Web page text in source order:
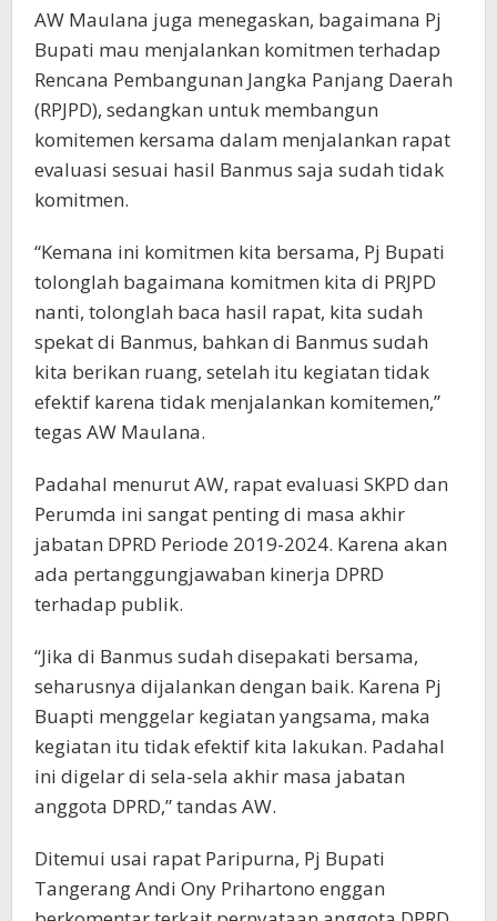
AW Maulana juga menegaskan, bagaimana Pj
Bupati mau menjalankan komitmen terhadap
Rencana Pembangunan Jangka Panjang Daerah
(RPJPD), sedangkan untuk membangun
komitemen kersama dalam menjalankan rapat
evaluasi sesuai hasil Banmus saja sudah tidak
komitmen.
“Kemana ini komitmen kita bersama, Pj Bupati
tolonglah bagaimana komitmen kita di PRJPD
nanti, tolonglah baca hasil rapat, kita sudah
spekat di Banmus, bahkan di Banmus sudah
kita berikan ruang, setelah itu kegiatan tidak
efektif karena tidak menjalankan komitemen,”
tegas AW Maulana.
Padahal menurut AW, rapat evaluasi SKPD dan
Perumda ini sangat penting di masa akhir
jabatan DPRD Periode 2019-2024. Karena akan
ada pertanggungjawaban kinerja DPRD
terhadap publik.
“Jika di Banmus sudah disepakati bersama,
seharusnya dijalankan dengan baik. Karena Pj
Buapti menggelar kegiatan yangsama, maka
kegiatan itu tidak efektif kita lakukan. Padahal
ini digelar di sela-sela akhir masa jabatan
anggota DPRD,” tandas AW.
Ditemui usai rapat Paripurna, Pj Bupati
Tangerang Andi Ony Prihartono enggan